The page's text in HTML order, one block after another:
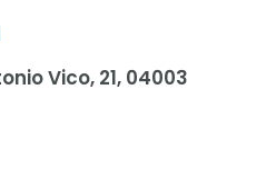
Vico, 21, 04003